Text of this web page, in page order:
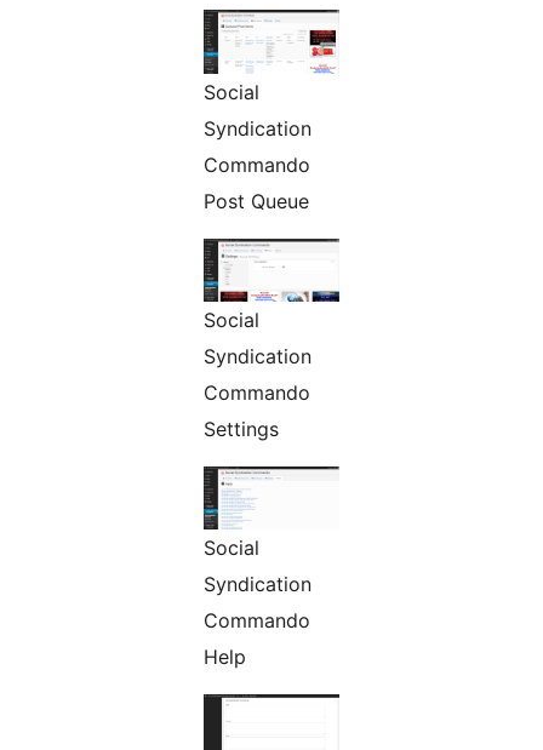
Social
Syndication
Commando
Post Queue
Social
Syndication
Commando
Settings
Social
Syndication
Commando
Help